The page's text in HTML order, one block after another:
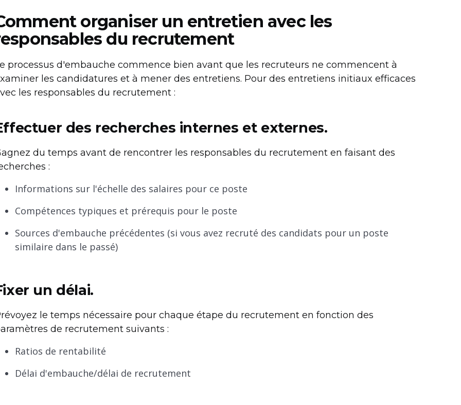
organiser un entretien avec les
du recrutement
processus d'embauche commence bien avant que les recruteurs ne commencent à
les candidatures et à mener des entretiens. Pour des entretiens initiaux efficaces
les responsables du recrutement :
des recherches internes et externes.
du temps avant de rencontrer les responsables du recrutement en faisant des
:
Informations sur l'échelle des salaires pour ce poste
Compétences typiques et prérequis pour le poste
Sources d'embauche précédentes (si vous avez recruté des candidats pour un poste
similaire dans le passé)
un délai.
le temps nécessaire pour chaque étape du recrutement en fonction des
de recrutement suivants :
Ratios de rentabilité
Délai d'embauche/délai de recrutement